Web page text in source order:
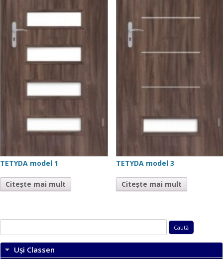
TETYDA model 1
Citește mai mult
TETYDA model 3
Citește mai mult
după:
Uși Classen